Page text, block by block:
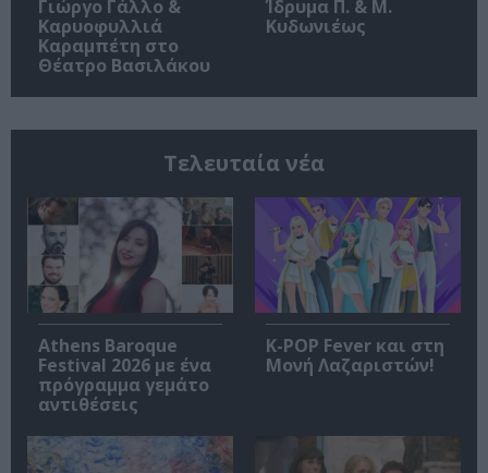
Γιώργο Γάλλο &
Καρυοφυλλιά
Καραμπέτη στο
Θέατρο Βασιλάκου
Ίδρυμα Π. & Μ.
Κυδωνιέως
Τελευταία νέα
Athens Baroque
Festival 2026 με ένα
πρόγραμμα γεμάτο
αντιθέσεις
K-POP Fever και στη
Μονή Λαζαριστών!